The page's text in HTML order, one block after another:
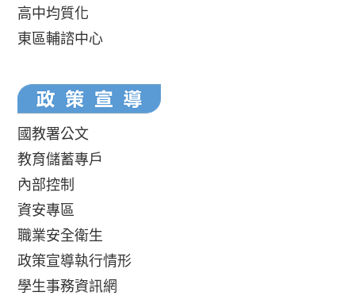
高中均質化
東區輔諮中心
國教署公文
教育儲蓄專戶
內部控制
資安專區
職業安全衛生
政策宣導執行情形
學生事務資訊網